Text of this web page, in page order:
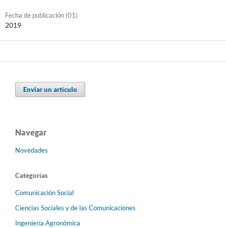
Fecha de publicación (01)
2019
Enviar un artículo
Navegar
Novedades
Categorías
Comunicación Social
Ciencias Sociales y de las Comunicaciones
Ingeniería Agronómica